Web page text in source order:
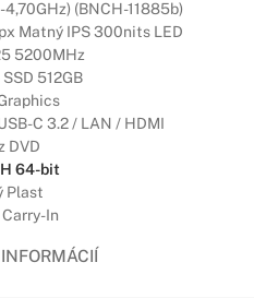
(BNCH-11885b)
Matný IPS 300nits LED
5200MHz
512GB
C 3.2 / LAN / HDMI
DVD
64-bit
Plast
Carry-In